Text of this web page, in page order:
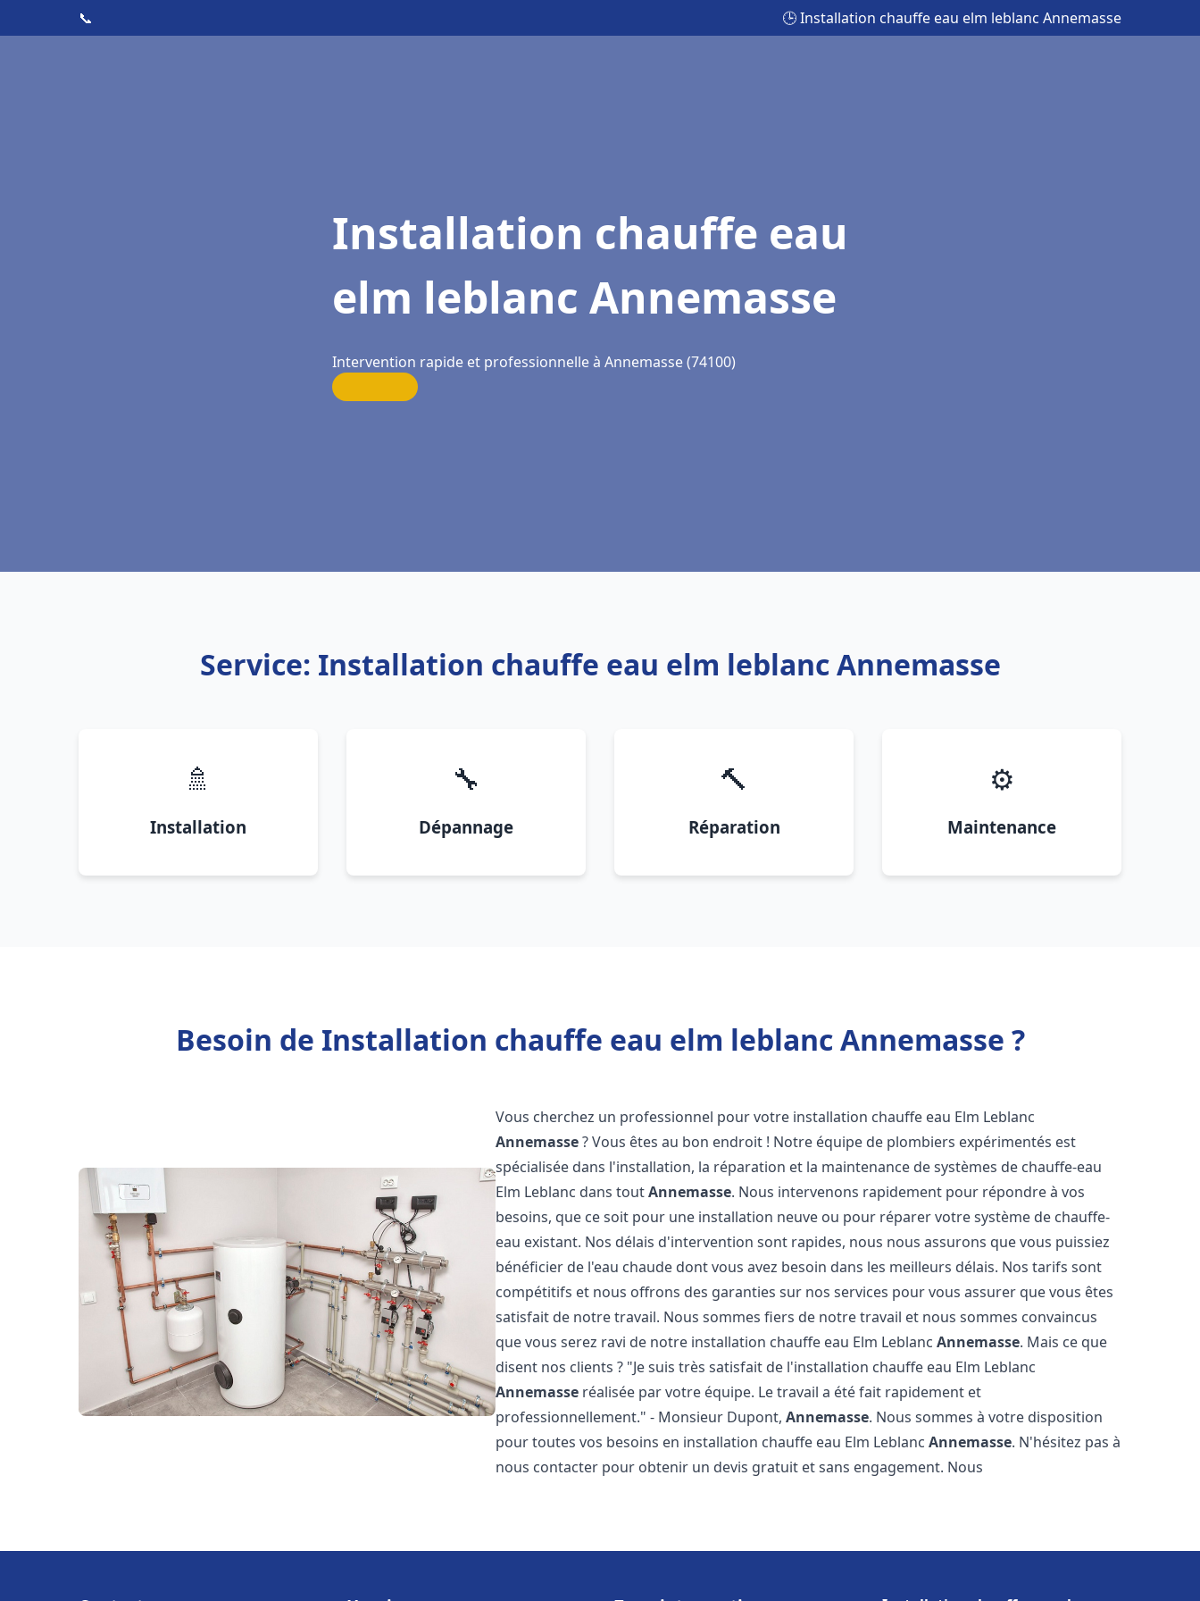
📞 🕒 Installation chauffe eau elm leblanc Annemasse
Installation chauffe eau
elm leblanc Annemasse
Intervention rapide et professionnelle à Annemasse (74100)
Service: Installation chauffe eau elm leblanc Annemasse
🚿
Installation
🔧
Dépannage
🔨
Réparation
⚙️
Maintenance
Besoin de Installation chauffe eau elm leblanc Annemasse ?
Vous cherchez un professionnel pour votre installation chauffe eau Elm Leblanc
Annemasse? Vous êtes au bon endroit ! Notre équipe de plombiers expérimentés est
spécialisée dans l'installation, la réparation et la maintenance de systèmes de chauffe-eau
Elm Leblanc dans toutAnnemasse. Nous intervenons rapidement pour répondre à vos
besoins, que ce soit pour une installation neuve ou pour réparer votre système de chauffe-
eau existant. Nos délais d'intervention sont rapides, nous nous assurons que vous puissiez
bénéficier de l'eau chaude dont vous avez besoin dans les meilleurs délais. Nos tarifs sont
compétitifs et nous offrons des garanties sur nos services pour vous assurer que vous êtes
satisfait de notre travail. Nous sommes fiers de notre travail et nous sommes convaincus
que vous serez ravi de notre installation chauffe eau Elm LeblancAnnemasse. Mais ce que
disent nos clients ? "Je suis très satisfait de l'installation chauffe eau Elm Leblanc
Annemasse réalisée par votre équipe. Le travail a été fait rapidement et
professionnellement." - Monsieur Dupont,Annemasse. Nous sommes à votre disposition
pour toutes vos besoins en installation chauffe eau Elm LeblancAnnemasse. N'hésitez pas à
nous contacter pour obtenir un devis gratuit et sans engagement. Nous